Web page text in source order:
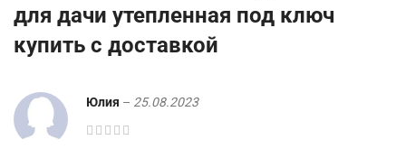
для дачи утепленная под ключ
купить с доставкой
Юлия – 25.08.2023